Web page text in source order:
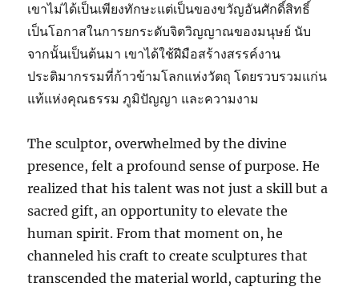
เขาไม่ได้เป็นเพียงทักษะแต่เป็นของขวัญอันศักดิ์สิทธิ์
เป็นโอกาสในการยกระดับจิตวิญญาณของมนุษย์ นับ
จากนั้นเป็นต้นมา เขาได้ใช้ฝีมือสร้างสรรค์งาน
ประติมากรรมที่ก้าวข้ามโลกแห่งวัตถุ โดยรวบรวมแก่น
แท้แห่งคุณธรรม ภูมิปัญญา และความงาม
The sculptor, overwhelmed by the divine
presence, felt a profound sense of purpose. He
realized that his talent was not just a skill but a
sacred gift, an opportunity to elevate the
human spirit. From that moment on, he
channeled his craft to create sculptures that
transcended the material world, capturing the